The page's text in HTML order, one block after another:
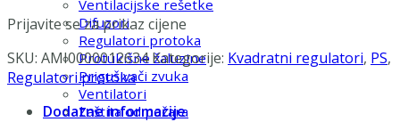
Ventilacijske rešetke
Difuzori
Regulatori protoka
Protukišne žaluzine
Prigušivači zvuka
Ventilatori
Zaštita od požara
Prijavite se za prikaz cijene
SKU: AMI0000012634 Kategorije: Kvadratni regulatori, PS,
Regulatori protoka
Dodatne informacije